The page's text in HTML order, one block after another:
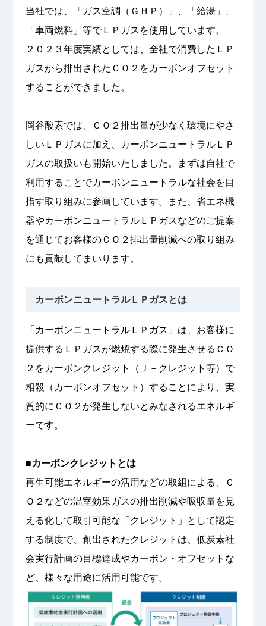
当社では、「ガス空調（ＧＨＰ）」、「給湯」、
「車両燃料」等でＬＰガスを使用しています。
２０２３年度実績としては、全社で消費したＬＰ
ガスから排出されたＣＯ２をカーボンオフセット
することができました。
岡谷酸素では、ＣＯ２排出量が少なく環境にやさ
しいＬＰガスに加え、カーボンニュートラルＬＰ
ガスの取扱いも開始いたしました。まずは自社で
利用することでカーボンニュートラルな社会を目
指す取り組みに参画しています。また、省エネ機
器やカーボンニュートラルＬＰガスなどのご提案
を通じてお客様のＣＯ２排出量削減への取り組み
にも貢献してまいります。
カーボンニュートラルＬＰガスとは
「カーボンニュートラルＬＰガス」は、お客様に
提供するＬＰガスが燃焼する際に発生させるＣＯ
２をカーボンクレジット（Ｊ－クレジット等）で
相殺（カーボンオフセット）することにより、実
質的にＣＯ２が発生しないとみなされるエネルギ
ーです。
■カーボンクレジットとは
再生可能エネルギーの活用などの取組による、Ｃ
Ｏ２などの温室効果ガスの排出削減や吸収量を見
える化して取引可能な「クレジット」として認定
する制度で、創出されたクレジットは、低炭素社
会実行計画の目標達成やカーボン・オフセットな
ど、様々な用途に活用可能です。